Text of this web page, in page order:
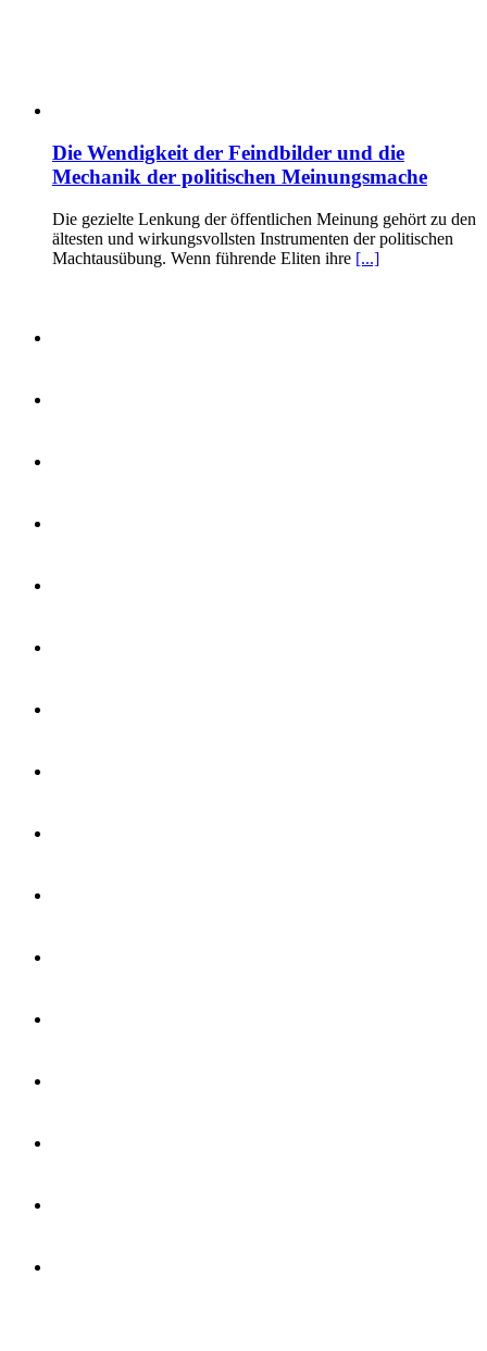
Die Wendigkeit der Feindbilder und die
Mechanik der politischen Meinungsmache
Die gezielte Lenkung der öffentlichen Meinung gehört zu den
ältesten und wirkungsvollsten Instrumenten der politischen
Machtausübung. Wenn führende Eliten ihre [...]